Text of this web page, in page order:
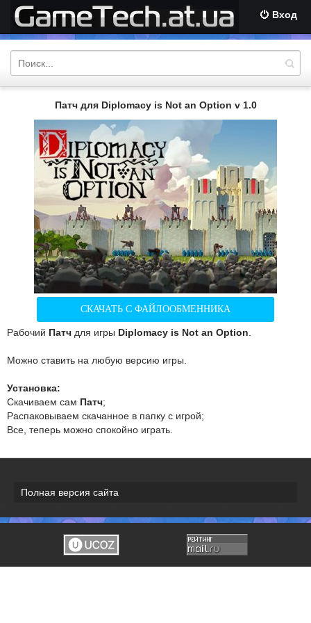
Вход
Патч для Diplomacy is Not an Option v 1.0
СКАЧАТЬ С ФАЙЛООБМЕННИКА
Рабочий Патч для игры Diplomacy is Not an Option
Можно ставить на любую версию игры.
Установка:
Скачиваем сам Патч;
Распаковываем скачанное в папку с игрой;
Все, теперь можно спокойно играть.
Полная версия сайта